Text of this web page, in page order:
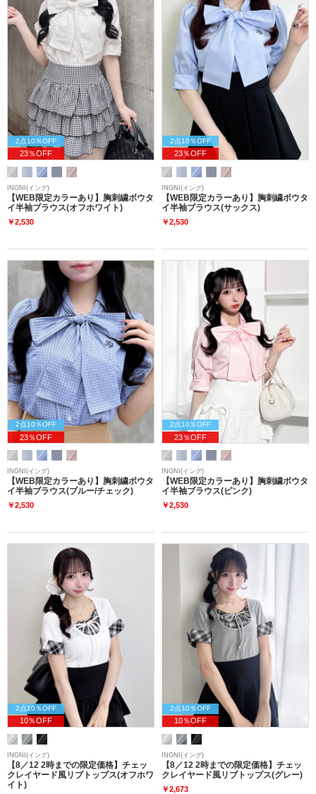
2点10％OFF
23％OFF
INGNI(イング)
【WEB限定カラーあり】胸刺繍ボウタ
イ半袖ブラウス(オフホワイト)
￥2,530
2点10％OFF
23％OFF
INGNI(イング)
【WEB限定カラーあり】胸刺繍ボウタ
イ半袖ブラウス(サックス)
￥2,530
2点10％OFF
23％OFF
INGNI(イング)
【WEB限定カラーあり】胸刺繍ボウタ
イ半袖ブラウス(ブルー/チェック)
￥2,530
2点10％OFF
23％OFF
INGNI(イング)
【WEB限定カラーあり】胸刺繍ボウタ
イ半袖ブラウス(ピンク)
￥2,530
2点10％OFF
10％OFF
INGNI(イング)
【8／12 2時までの限定価格】チェッ
クレイヤード風リブトップス(オフホワ
イト)
2点10％OFF
10％OFF
INGNI(イング)
【8／12 2時までの限定価格】チェッ
クレイヤード風リブトップス(グレー)
￥2,673